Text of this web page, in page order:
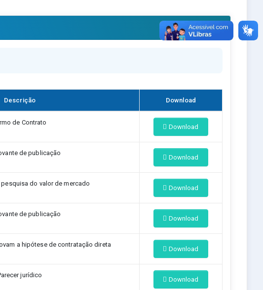
Descrição Download
de Contrato
Download
de publicação
Download
do valor de mercado
Download
de publicação
Download
a hipótese de contratação direta
Download
jurídico
Download